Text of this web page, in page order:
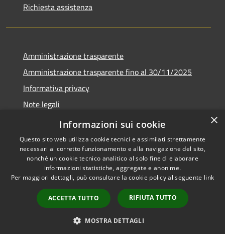
Richiesta assistenza
Amministrazione trasparente
Amministrazione trasparente fino al 30/11/2025
Informativa privacy
Note legali
Dichiarazione di accessibilità
Accessibilità
Copyright © 2026 • Comune di
Ponteranica • Powered by
Municipium•
Accesso
redazione
×
Informazioni sui cookie
Questo sito web utilizza cookie tecnici e assimilati strettamente
necessari al corretto funzionamento e alla navigazione del sito,
nonché un cookie tecnico analitico al solo fine di elaborare
informazioni statistiche, aggregate e anonime.
Per maggiori dettagli, può consultare la cookie policy al seguente link
ACCETTA TUTTO RIFIUTA TUTTO
MOSTRA DETTAGLI